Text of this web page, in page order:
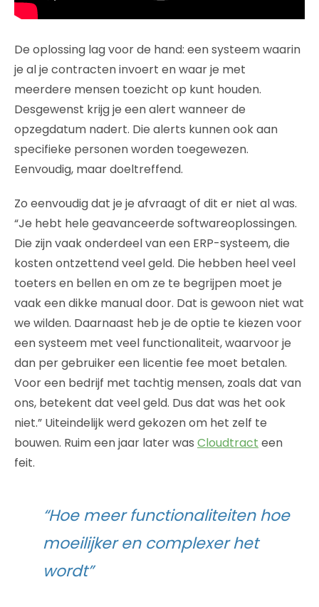
De oplossing lag voor de hand: een systeem waarin
je al je contracten invoert en waar je met
meerdere mensen toezicht op kunt houden.
Desgewenst krijg je een alert wanneer de
opzegdatum nadert. Die alerts kunnen ook aan
specifieke personen worden toegewezen.
Eenvoudig, maar doeltreffend.
Zo eenvoudig dat je je afvraagt of dit er niet al was.
“Je hebt hele geavanceerde softwareoplossingen.
Die zijn vaak onderdeel van een ERP-systeem, die
kosten ontzettend veel geld. Die hebben heel veel
toeters en bellen en om ze te begrijpen moet je
vaak een dikke manual door. Dat is gewoon niet wat
we wilden. Daarnaast heb je de optie te kiezen voor
een systeem met veel functionaliteit, waarvoor je
dan per gebruiker een licentie fee moet betalen.
Voor een bedrijf met tachtig mensen, zoals dat van
ons, betekent dat veel geld. Dus dat was het ook
niet.” Uiteindelijk werd gekozen om het zelf te
bouwen. Ruim een jaar later was Cloudtract een
feit.
“Hoe meer functionaliteiten hoe
moeilijker en complexer het
wordt”